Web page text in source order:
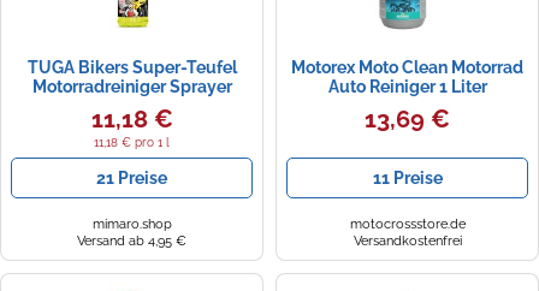
TUGA Bikers Super-Teufel
Motorradreiniger Sprayer
1000 ml (BT-1-D)
11,18 €
11,18 € pro 1 l
21 Preise
mimaro.shop
Versand ab 4,95 €
Motorex Moto Clean Motorrad
Auto Reiniger 1 Liter
13,69 €
11 Preise
motocrossstore.de
Versandkostenfrei